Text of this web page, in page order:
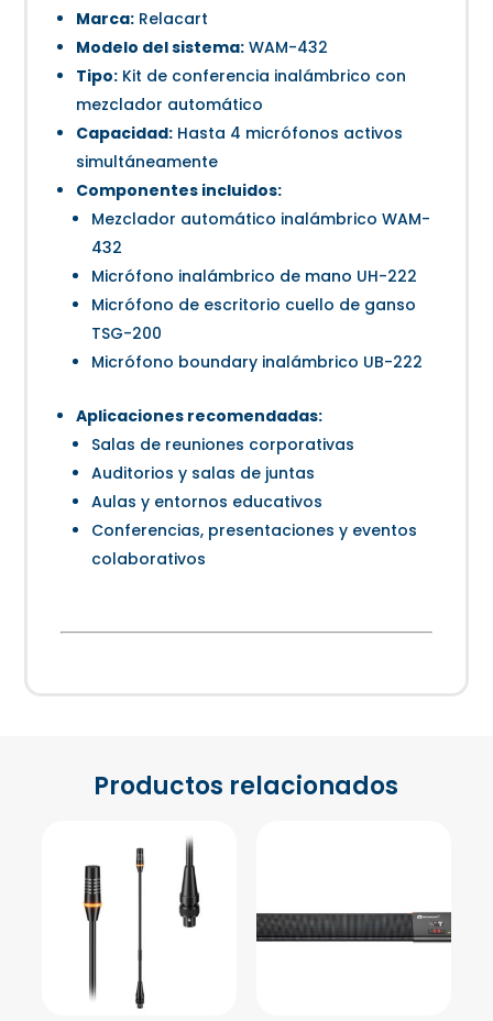
Marca: Relacart
Modelo del sistema: WAM-432
Tipo: Kit de conferencia inalámbrico con
mezclador automático
Capacidad: Hasta 4 micrófonos activos
simultáneamente
Componentes incluidos:
Mezclador automático inalámbrico WAM-
432
Micrófono inalámbrico de mano UH-222
Micrófono de escritorio cuello de ganso
TSG-200
Micrófono boundary inalámbrico UB-222
Aplicaciones recomendadas:
Salas de reuniones corporativas
Auditorios y salas de juntas
Aulas y entornos educativos
Conferencias, presentaciones y eventos
colaborativos
Productos relacionados